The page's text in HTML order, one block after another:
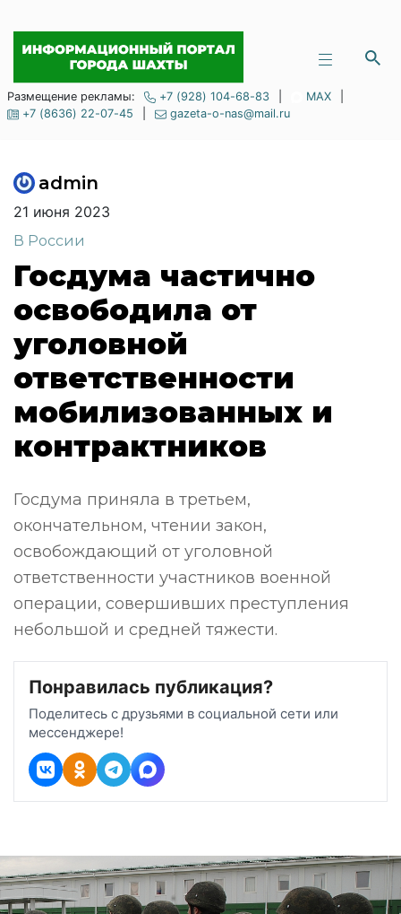
Размещение рекламы: +7 (928) 104-68-83 MAX
+7 (8636) 22-07-45
gazeta-o-nas@mail.ru
admin
21 июня 2023
В России
Госдума частично
освободила от
уголовной
ответственности
мобилизованных и
контрактников
Госдума приняла в третьем,
окончательном, чтении закон,
освобождающий от уголовной
ответственности участников военной
операции, совершивших преступления
небольшой и средней тяжести.
Понравилась публикация?
Поделитесь с друзьями в социальной сети или
мессенджере!